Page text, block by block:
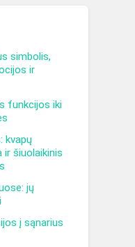
simbolis,
ir
funkcijos iki
kvapų
ir šiuolaikinis
jų
į sąnarius